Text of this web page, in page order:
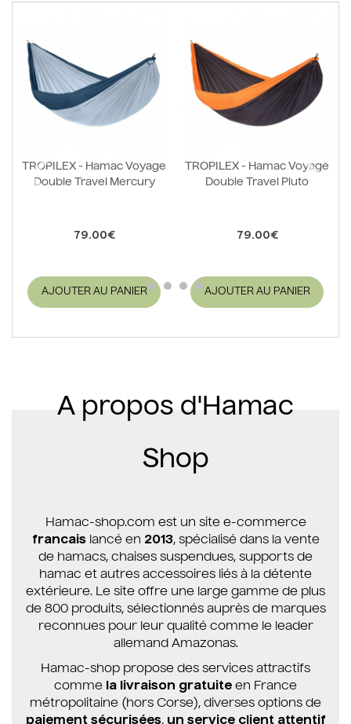
TROPILEX - Hamac Voyage
Double Travel Mercury
79.00€
AJOUTER AU PANIER
TROPILEX - Hamac Voyage
Double Travel Pluto
79.00€
AJOUTER AU PANIER
A propos d'Hamac
Shop
Hamac-shop.com est un site e-commerce
francaislancé en 2013, spécialisé dans la vente
de hamacs, chaises suspendues, supports de
hamac et autres accessoires liés à la détente
extérieure. Le site offre une large gamme de plus
de 800 produits, sélectionnés auprès de marques
reconnues pour leur qualité comme le leader
allemand Amazonas.
Hamac-shop propose des services attractifs
comme la livraison gratuite en France
métropolitaine (hors Corse), diverses options de
paiement sécurisées, un service client attentif